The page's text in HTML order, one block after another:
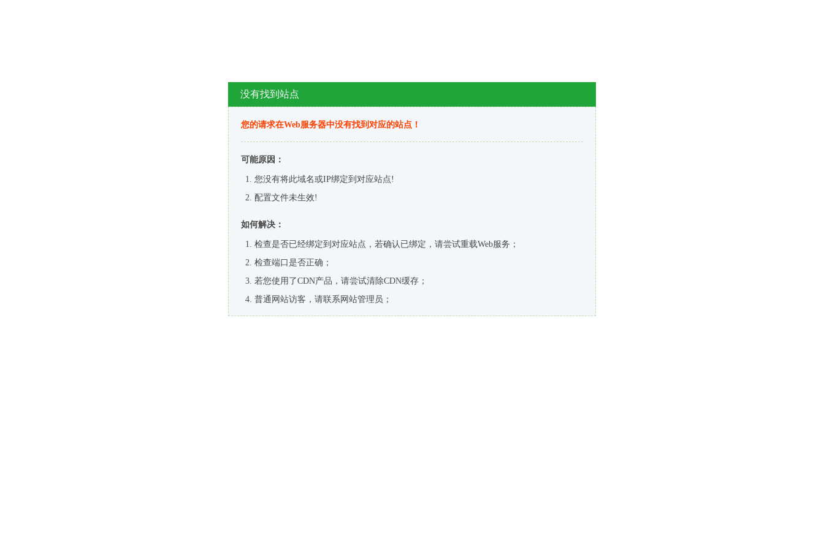
没有找到站点
您的请求在Web服务器中没有找到对应的站点！
可能原因：
您没有将此域名或IP绑定到对应站点!
配置文件未生效!
如何解决：
检查是否已经绑定到对应站点，若确认已绑定，请尝试重载Web服务；
检查端口是否正确；
若您使用了CDN产品，请尝试清除CDN缓存；
普通网站访客，请联系网站管理员；